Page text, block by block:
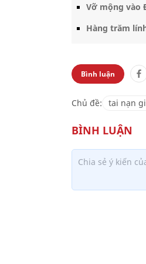
Vỡ mộng vào
Hàng trăm
Bình luận
Chủ đề: tai nạn